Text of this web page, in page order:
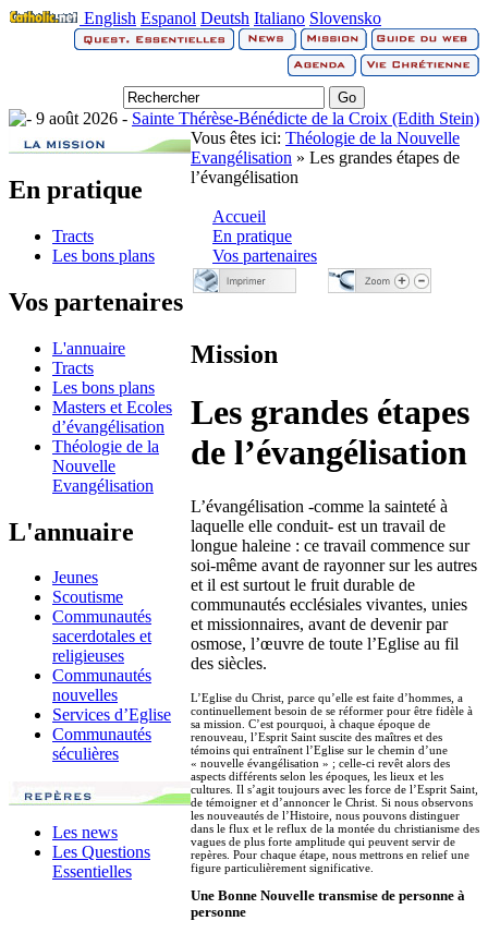
English Espanol Deutsh Italiano Slovensko
9 août 2026 - Sainte Thérèse-Bénédicte de la Croix (Edith Stein)
En pratique
Tracts
Les bons plans
Vos partenaires
L'annuaire
Tracts
Les bons plans
Masters et Ecoles
d’évangélisation
Théologie de la
Nouvelle
Evangélisation
L'annuaire
Jeunes
Scoutisme
Communautés
sacerdotales et
religieuses
Communautés
nouvelles
Services d’Eglise
Communautés
séculières
Les news
Les Questions
Essentielles
Vous êtes ici: Théologie de la Nouvelle
Evangélisation » Les grandes étapes de
l’évangélisation
Accueil
En pratique
Vos partenaires
Mission
Les grandes étapes
de l’évangélisation
L’évangélisation -comme la sainteté à
laquelle elle conduit- est un travail de
longue haleine : ce travail commence sur
soi-même avant de rayonner sur les autres
et il est surtout le fruit durable de
communautés ecclésiales vivantes, unies
et missionnaires, avant de devenir par
osmose, l’œuvre de toute l’Eglise au fil
des siècles.
L’Eglise du Christ, parce qu’elle est faite d’hommes, a
continuellement besoin de se réformer pour être fidèle à
sa mission. C’est pourquoi, à chaque époque de
renouveau, l’Esprit Saint suscite des maîtres et des
témoins qui entraînent l’Eglise sur le chemin d’une
« nouvelle évangélisation » ; celle-ci revêt alors des
aspects différents selon les époques, les lieux et les
cultures. Il s’agit toujours avec les force de l’Esprit Saint,
de témoigner et d’annoncer le Christ. Si nous observons
les nouveautés de l’Histoire, nous pouvons distinguer
dans le flux et le reflux de la montée du christianisme des
vagues de plus forte amplitude qui peuvent servir de
repères. Pour chaque étape, nous mettrons en relief une
figure particulièrement significative.
Une Bonne Nouvelle transmise de personne à
personne